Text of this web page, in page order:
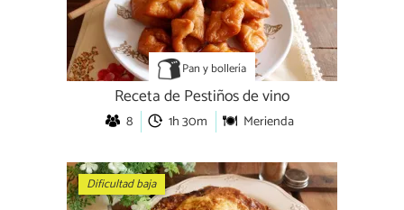
Pan y bollería
Receta de Pestiños de vino
8 1h 30m Merienda
Dificultad baja